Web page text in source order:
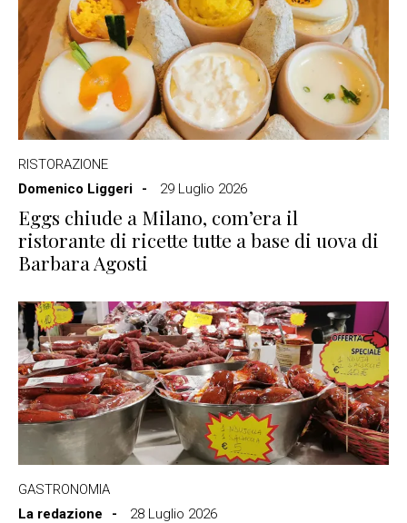
RISTORAZIONE
Domenico Liggeri
29 Luglio 2026
Eggs chiude a Milano, com’era il
ristorante di ricette tutte a base di uova di
Barbara Agosti
GASTRONOMIA
La redazione
28 Luglio 2026